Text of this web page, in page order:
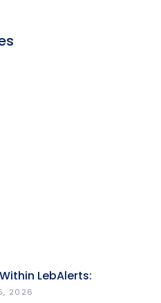
LebAlerts:
Monitor Risk,
2026